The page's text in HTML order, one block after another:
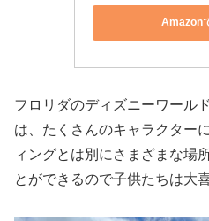
Amazon
フロリダのディズニーワール
は、たくさんのキャラクター
ィングとは別にさまざまな場
とができるので子供たちは大